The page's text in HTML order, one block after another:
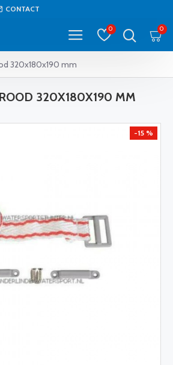
CONTACT
0 0
320x180x190 mm
320X180X190 MM
-15 %